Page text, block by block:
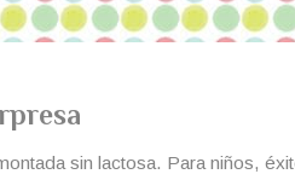
sin lactosa. Para niños,